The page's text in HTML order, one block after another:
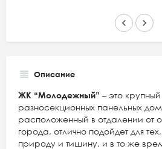
keyboard_arrow_left keyboard_arrow_right
Описание
ЖК “Молодежный” – это
разносекционных панельных
расположенный в отдалении от
города, отлично подойдет для
природу и тишину, и в то же